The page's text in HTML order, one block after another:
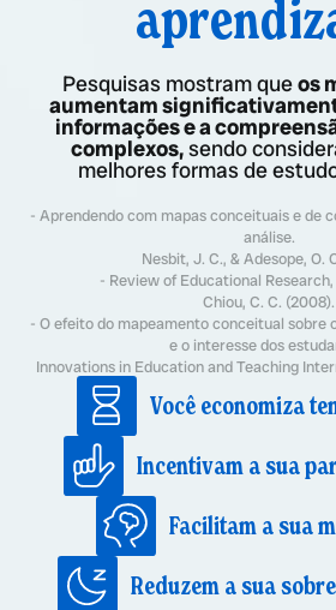
Pesquisas mostram queos
aumentam
informações e a
complexos,sendo
melhores formas de
- Aprendendo com mapas conceituais e de
análise.
Nesbit, J. C., & Adesope, O.
- Review of Educational Research,
Chiou, C. C. (2008).
- O efeito do mapeamento conceitual sobre
e o interesse dos
Innovations in Education and Teaching
Você economiza
Incentivam a sua
Facilitam a sua
Reduzem a sua